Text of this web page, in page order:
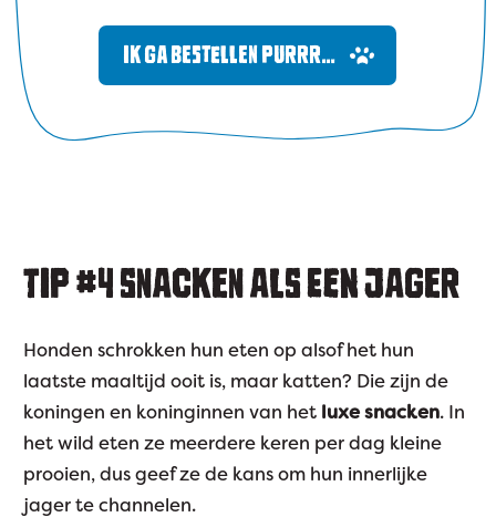
IK GA BESTELLEN PURRR…
TIP #4SNACKEN ALS EEN JAGER
Honden schrokken hun eten op alsof het hun
laatste maaltijd ooit is, maar katten? Die zijn de
koningen en koninginnen van het luxe snacken. In
het wild eten ze meerdere keren per dag kleine
prooien, dus geef ze de kans om hun innerlijke
jager te channelen.